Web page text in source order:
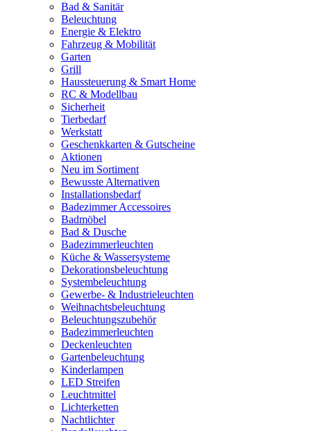
Bad & Sanitär
Beleuchtung
Energie & Elektro
Fahrzeug & Mobilität
Garten
Grill
Haussteuerung & Smart Home
RC & Modellbau
Sicherheit
Tierbedarf
Werkstatt
Geschenkkarten & Gutscheine
Aktionen
Neu im Sortiment
Bewusste Alternativen
Installationsbedarf
Badezimmer Accessoires
Badmöbel
Bad & Dusche
Badezimmerleuchten
Küche & Wassersysteme
Dekorationsbeleuchtung
Systembeleuchtung
Gewerbe- & Industrieleuchten
Weihnachtsbeleuchtung
Beleuchtungszubehör
Badezimmerleuchten
Deckenleuchten
Gartenbeleuchtung
Kinderlampen
LED Streifen
Leuchtmittel
Lichterketten
Nachtlichter